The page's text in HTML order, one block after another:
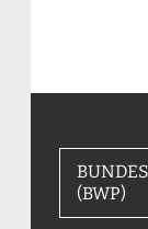
(BWP)